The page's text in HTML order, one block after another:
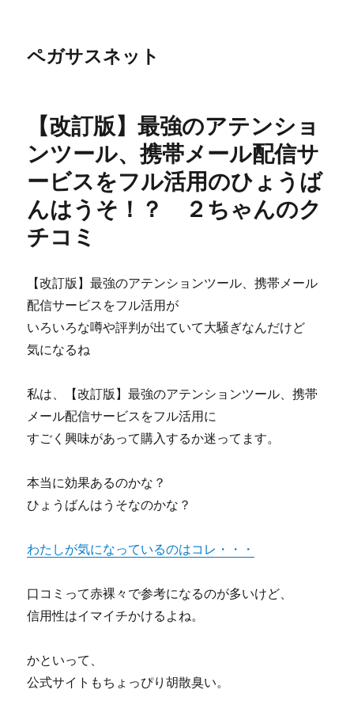
ペガサスネット
【改訂版】最強のアテンショ
ンツール、携帯メール配信サ
ービスをフル活用のひょうば
んはうそ！？ ２ちゃんのク
チコミ
【改訂版】最強のアテンションツール、携帯メール
配信サービスをフル活用が
いろいろな噂や評判が出ていて大騒ぎなんだけど
気になるね
私は、【改訂版】最強のアテンションツール、携帯
メール配信サービスをフル活用に
すごく興味があって購入するか迷ってます。
本当に効果あるのかな？
ひょうばんはうそなのかな？
わたしが気になっているのはコレ・・・
口コミって赤裸々で参考になるのが多いけど、
信用性はイマイチかけるよね。
かといって、
公式サイトもちょっぴり胡散臭い。